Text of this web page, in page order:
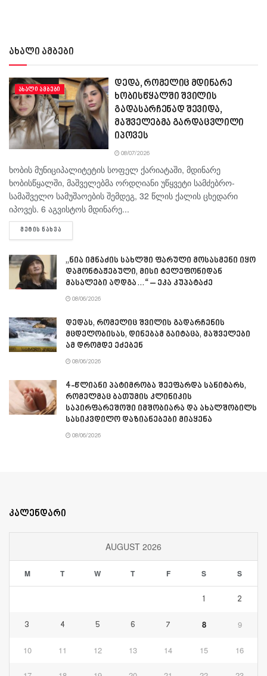
ახალი ამბები
ᲐᲮᲐᲚᲘ ᲐᲛᲑᲔᲑᲘ
დედა, რომელიც მდინარე
ხობისწყალში შვილის
გადასარჩენად შევიდა,
მაშველებმა გარდაცვლილი
იპოვეს
08/07/2026
ხობის მუნიციპალიტეტის სოფელ ქარიატაში, მდინარე
ხობისწყალში, მაშველებმა ორდღიანი უწყვეტი სამძებრო-
სამაშველო სამუშაოების შემდეგ, 32 წლის ქალის ცხედარი
იპოვეს. 6 აგვისტოს მდინარე...
ᲛᲔᲢᲘᲡ ᲜᲐᲮᲕᲐ
„ნია იმნაძის სახლში ფარული მოსასმენი იყო
დამონტაჟებული, მისი ტელეფონიდან
მასალები აღდგა…“ – ეკა კუპატაძე
08/06/2026
დედას, რომელიც შვილის გადარჩენის
მცდელობისას, დინებამ გაიტაცა, მაშველები
ამ დრომდე ეძებენ
08/06/2026
4-წლიანი პატიმრობა შეეფარდა სანიტარს,
რომელმაც ბათუმის კლინიკის
საპირფარეშოში იმშობიარა და ახალშობილს
სასიკვდილო დაზიანებები მიაყენა
08/06/2026
კალენდარი
AUGUST 2026
M T W T F S S
1 2
3 4 5 6 7 8 9
10 11 12 13 14 15 16